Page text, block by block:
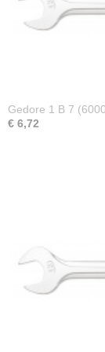
Gedore 1 B 7
€ 6,72